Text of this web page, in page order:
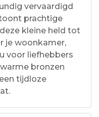
vervaardigd
prachtige
kleine held tot
je woonkamer,
voor liefhebbers
bronzen
tijdloze